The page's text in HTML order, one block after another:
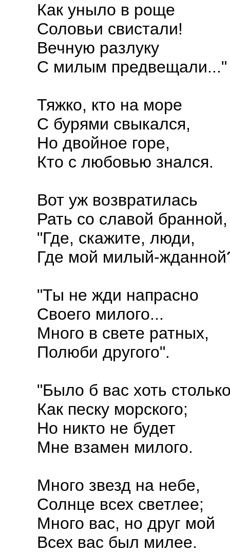
Как уныло в роще
Соловьи свистали!
Вечную разлуку
С милым предвещали..."
Тяжко, кто на море
С бурями свыкался,
Но двойное горе,
Кто с любовью знался.
Вот уж возвратилась
Рать со славой
"Где, скажите, люди,
Где мой милый-
"Ты не жди напрасно
Своего милого...
Много в свете ратных,
Полюби другого".
"Было б вас хоть
Как песку морского;
Но никто не будет
Мне взамен милого.
Много звезд на небе,
Солнце всех светлее;
Много вас, но друг мой
Всех вас был милее.